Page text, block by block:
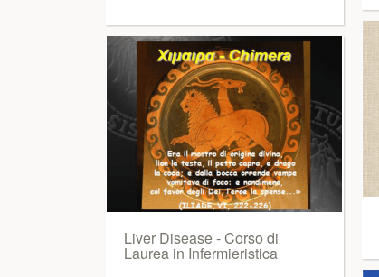
Liver Disease - Corso di
Laurea in Infermieristica